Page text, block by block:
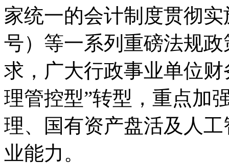
家统一的会计制度贯彻
号）等一系列重磅法规
求，广大行政事业单位
理管控型”转型，重点加
理、国有资产盘活及人
业能力。